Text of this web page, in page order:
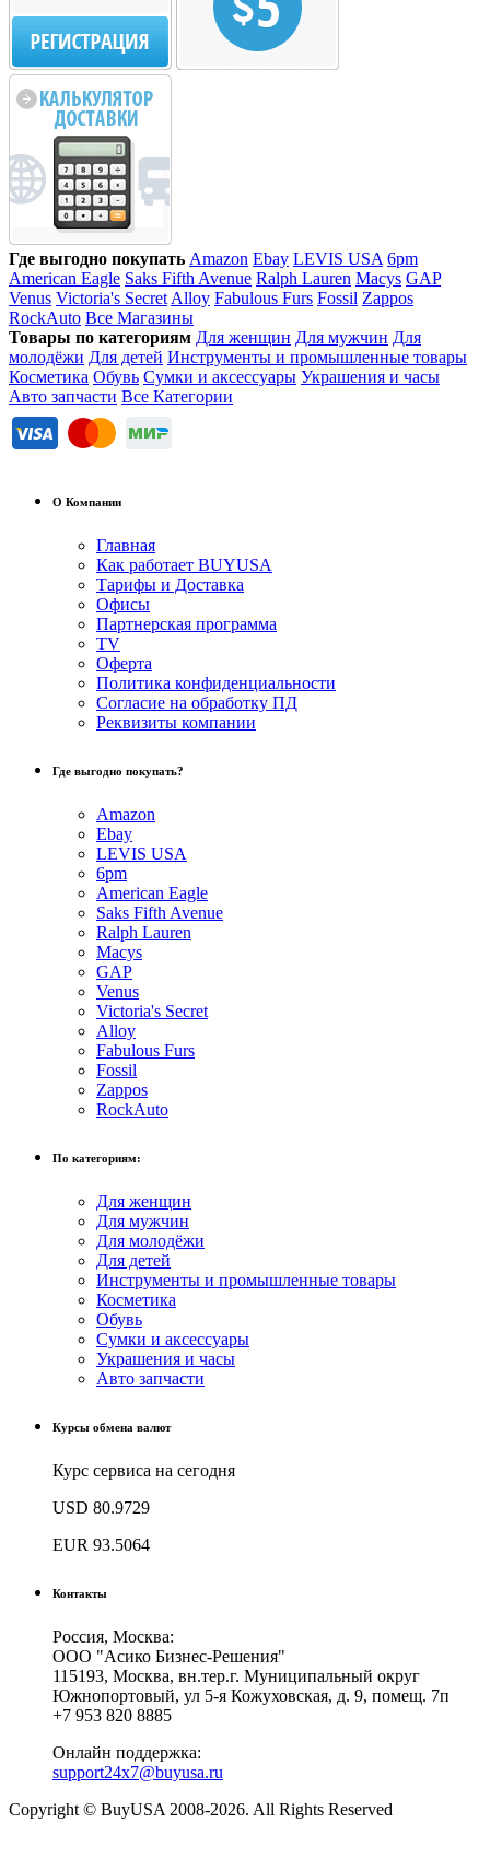
Где выгодно покупать Amazon Ebay LEVIS USA 6pm
American Eagle Saks Fifth Avenue Ralph Lauren Macys GAP
Venus Victoria's Secret Alloy Fabulous Furs Fossil Zappos
RockAuto Все Магазины
Товары по категориям Для женщин Для мужчин Для
молодёжи Для детей Инструменты и промышленные товары
Косметика Обувь Сумки и аксессуары Украшения и часы
Авто запчасти Все Категории
О Компании
Главная
Как работает BUYUSA
Тарифы и Доставка
Офисы
Партнерская программа
TV
Оферта
Политика конфиденциальности
Согласие на обработку ПД
Реквизиты компании
Где выгодно покупать?
Amazon
Ebay
LEVIS USA
6pm
American Eagle
Saks Fifth Avenue
Ralph Lauren
Macys
GAP
Venus
Victoria's Secret
Alloy
Fabulous Furs
Fossil
Zappos
RockAuto
По категориям:
Для женщин
Для мужчин
Для молодёжи
Для детей
Инструменты и промышленные товары
Косметика
Обувь
Сумки и аксессуары
Украшения и часы
Авто запчасти
Курсы обмена валют
Курс сервиса на сегодня
USD 80.9729
EUR 93.5064
Контакты
Россия, Москва:
ООО "Асико Бизнес-Решения"
115193, Москва, вн.тер.г. Муниципальный округ
Южнопортовый, ул 5-я Кожуховская, д. 9, помещ. 7п
+7 953 820 8885
Онлайн поддержка:
support24x7@buyusa.ru
Copyright © BuyUSA 2008-2026. All Rights Reserved